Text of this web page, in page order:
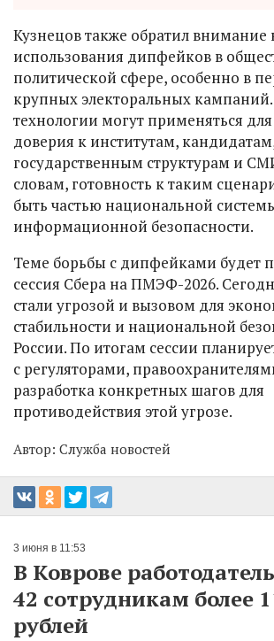
Кузнецов также обратил внимание
использования дипфейков в
политической сфере, особенно в
крупных электоральных
технологии могут применяться
доверия к институтам,
государственным структурам и
словам, готовность к таким
быть частью национальной
информационной безопасности.
Теме борьбы с дипфейками будет
сессия Сбера на ПМЭФ-2026.
стали угрозой и вызовом для
стабильности и национальной
России. По итогам сессии
с регуляторами,
разработка конкретных шагов для
противодействия этой угрозе.
Автор: Служба новостей
3 июня в 11:53
В Коврове
42 сотрудникам более
рублей